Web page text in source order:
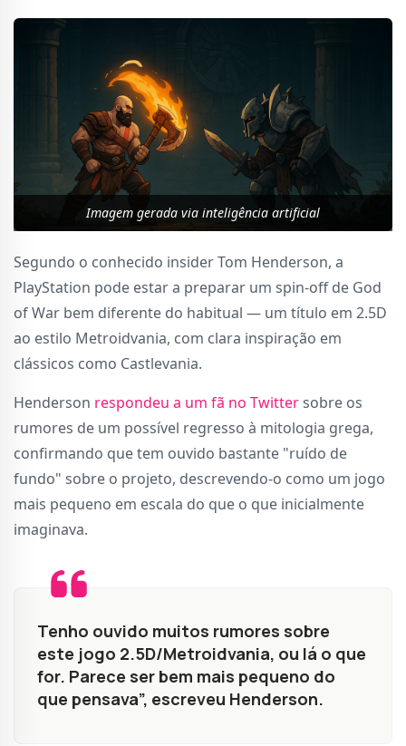
Imagem gerada via inteligência artificial
Segundo o conhecido insider Tom Henderson, a
PlayStation pode estar a preparar um spin-off de God
of War bem diferente do habitual — um título em 2.5D
ao estilo Metroidvania, com clara inspiração em
clássicos como Castlevania.
Henderson respondeu a um fã no Twittersobre os
rumores de um possível regresso à mitologia grega,
confirmando que tem ouvido bastante "ruído de
fundo" sobre o projeto, descrevendo-o como um jogo
mais pequeno em escala do que o que inicialmente
imaginava.
Tenho ouvido muitos rumores sobre
este jogo 2.5D/Metroidvania, ou lá o que
for. Parece ser bem mais pequeno do
que pensava”, escreveu Henderson.